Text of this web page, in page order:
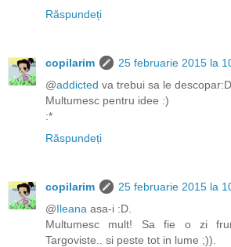
Răspundeți
copilarim
25 februarie 2015 la
@addicted va trebui sa le
Multumesc pentru idee :)
:*
Răspundeți
copilarim
25 februarie 2015 la
@Ileana asa-i :D.
Multumesc mult! Sa fie o zi
Targoviste.. si peste tot in lume ;)).